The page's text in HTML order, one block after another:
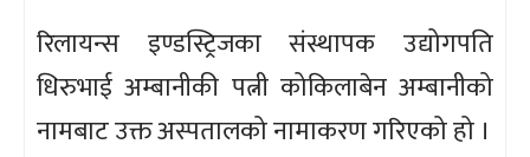
रिलायन्स इण्डस्ट्रिजका संस्थापक उद्योगपति
धिरुभाई अम्बानीकी पत्नी कोकिलाबेन अम्बानीको
नामबाट उक्त अस्पतालको नामाकरण गरिएको हो ।